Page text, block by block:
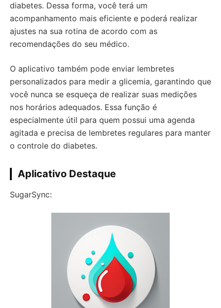
diabetes. Dessa forma, você terá um
acompanhamento mais eficiente e poderá realizar
ajustes na sua rotina de acordo com as
recomendações do seu médico.
O aplicativo também pode enviar lembretes
personalizados para medir a glicemia, garantindo que
você nunca se esqueça de realizar suas medições
nos horários adequados. Essa função é
especialmente útil para quem possui uma agenda
agitada e precisa de lembretes regulares para manter
o controle do diabetes.
Aplicativo Destaque
SugarSync: